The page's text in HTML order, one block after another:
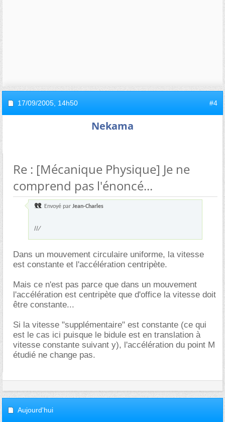
17/09/2005, 14h50 #4
Nekama
Re : [Mécanique Physique] Je ne
comprend pas l'énoncé...
Envoyé par Jean-Charles
II/
Dans un mouvement circulaire uniforme, la vitesse
est constante et l'accélération centripète.
Mais ce n'est pas parce que dans un mouvement
l'accélération est centripète que d'office la vitesse doit
être constante...
Si la vitesse "supplémentaire" est constante (ce qui
est le cas ici puisque le bidule est en translation à
vitesse constante suivant y), l'accélération du point M
étudié ne change pas.
Aujourd'hui